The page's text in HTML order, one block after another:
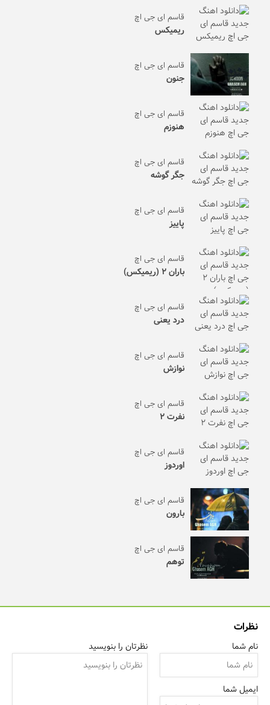
قاسم ای جی اچ
ریمیکس
قاسم ای جی اچ
جنون
قاسم ای جی اچ
هنوزم
قاسم ای جی اچ
جگر گوشه
قاسم ای جی اچ
پاییز
قاسم ای جی اچ
باران ۲ (ریمیکس)
قاسم ای جی اچ
درد یعنی
قاسم ای جی اچ
نوازش
قاسم ای جی اچ
نفرت ۲
قاسم ای جی اچ
اوردوز
قاسم ای جی اچ
بارون
قاسم ای جی اچ
توهم
نظرات
نام شما
ایمیل شما
نظرتان را بنویسید